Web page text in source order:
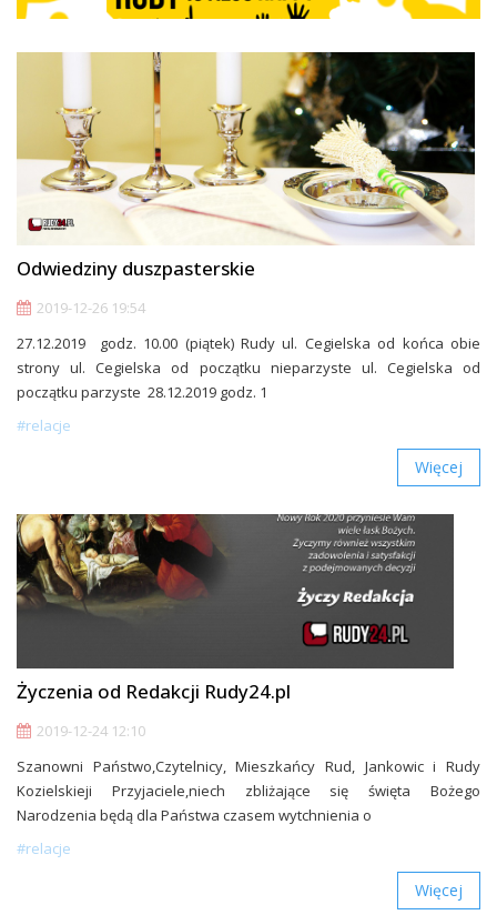
Odwiedziny duszpasterskie
2019-12-26 19:54
27.12.2019 godz. 10.00 (piątek) Rudy ul. Cegielska od końca obie
strony ul. Cegielska od początku nieparzyste ul. Cegielska od
początku parzyste 28.12.2019 godz. 1
#relacje
Więcej
Życzenia od Redakcji Rudy24.pl
2019-12-24 12:10
Szanowni Państwo,Czytelnicy, Mieszkańcy Rud, Jankowic i Rudy
Kozielskieji Przyjaciele,niech zbliżające się święta Bożego
Narodzenia będą dla Państwa czasem wytchnienia o
#relacje
Więcej